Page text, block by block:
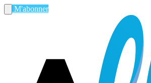
M'abonner